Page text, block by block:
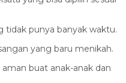
tidak punya banyak waktu.
yang baru menikah.
buat anak-anak dan